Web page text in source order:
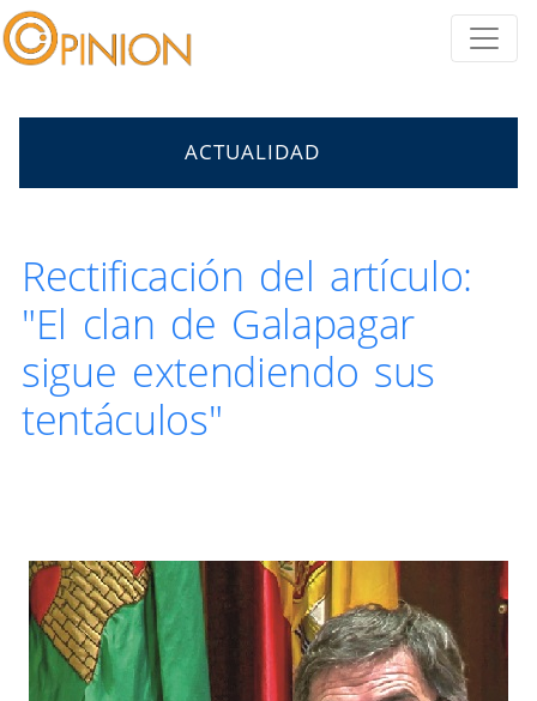
ACTUALIDAD
Rectificación del artículo:
"El clan de Galapagar
sigue extendiendo sus
tentáculos"